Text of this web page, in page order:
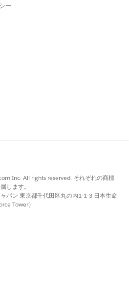
ー
Inc. All rights reserved. それぞれの商標
します。
パン 東京都千代田区丸の内1-1-3 日本生命
Tower）